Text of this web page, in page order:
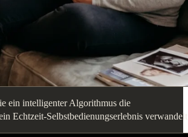
ein intelligenter Algorithmus die
Echtzeit-Selbstbedienungserlebnis verwandelt